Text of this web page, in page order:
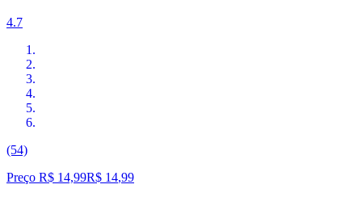
4.7
(54)
Preço R$ 14,99R$ 14,99